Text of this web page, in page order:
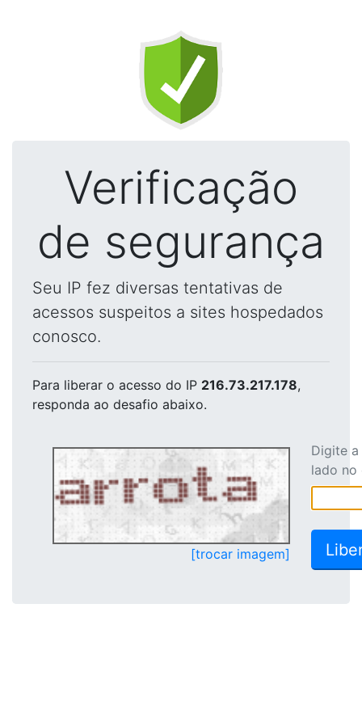
Verificação
de segurança
Seu IP fez diversas tentativas de
acessos suspeitos a sites hospedados
conosco.
Para liberar o acesso do IP 216.73.217.178,
responda ao desafio abaixo.
[trocar imagem]
Digite
lado no